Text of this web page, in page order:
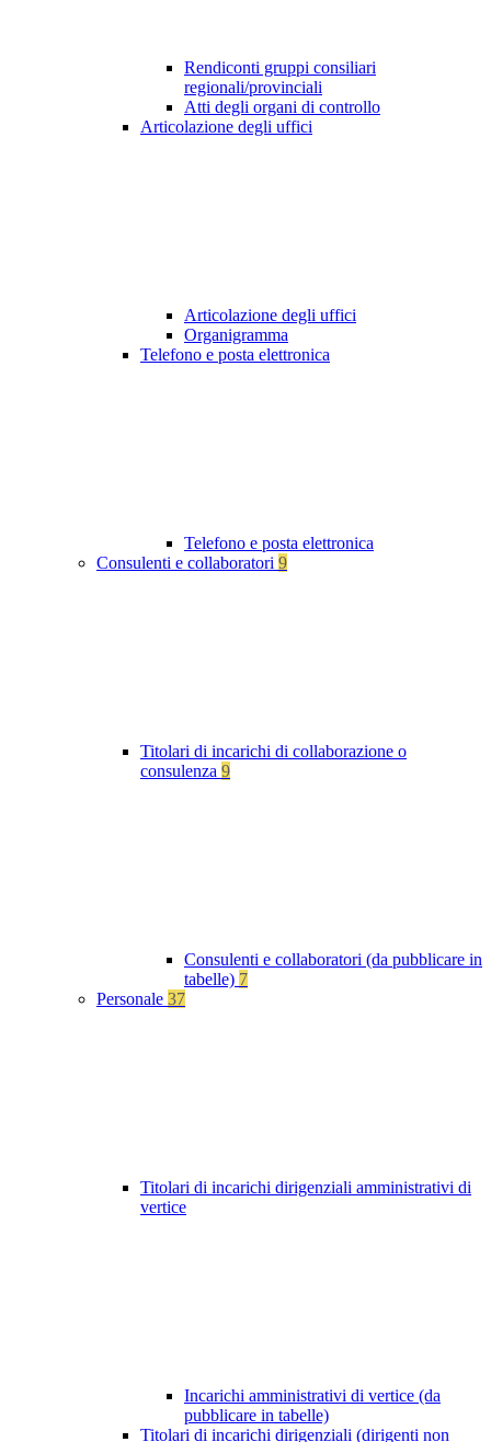
Rendiconti gruppi consiliari
regionali/provinciali
Atti degli organi di controllo
Articolazione degli uffici
Articolazione degli uffici
Organigramma
Telefono e posta elettronica
Telefono e posta elettronica
Consulenti e collaboratori 9
Titolari di incarichi di collaborazione o
consulenza 9
Consulenti e collaboratori (da pubblicare in
tabelle) 7
Personale 37
Titolari di incarichi dirigenziali amministrativi di
vertice
Incarichi amministrativi di vertice (da
pubblicare in tabelle)
Titolari di incarichi dirigenziali (dirigenti non